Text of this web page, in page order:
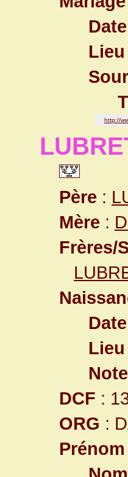
Date
Lieu
http://
Père :
Mère :
Frères/
Date
Lieu
Note
DCF :
ORG :
Prénom